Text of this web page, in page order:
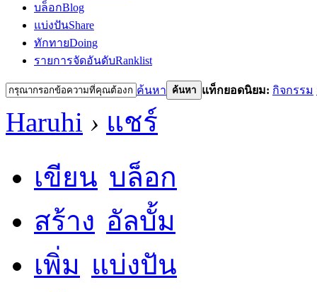
บล็อกBlog
แบ่งปันShare
ทักทายDoing
รายการจัดอันดับRanklist
ค้นหา ค้นหา แท็กยอดนิยม: กิจกรรม
Haruhi › แชร์
เขียน บล็อก
สร้าง อัลบั้ม
เพิ่ม แบ่งปัน